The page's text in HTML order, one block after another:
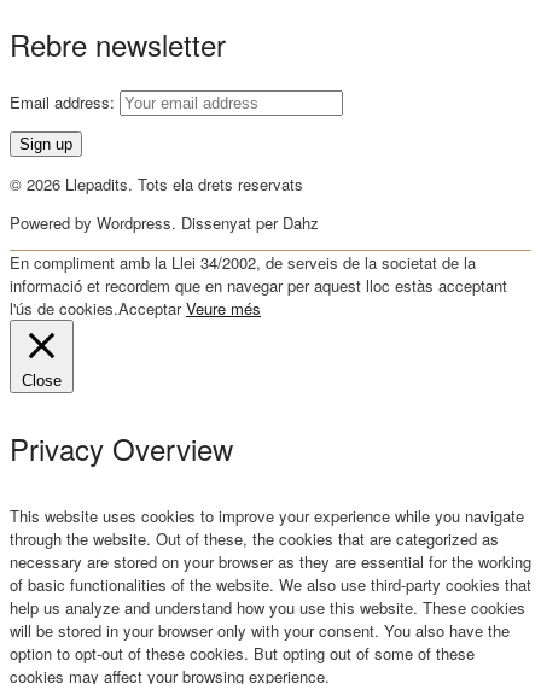
Rebre newsletter
Email address:
© 2026 Llepadits. Tots ela drets reservats
Powered by Wordpress. Dissenyat per Dahz
En compliment amb la Llei 34/2002, de serveis de la societat de la
informació et recordem que en navegar per aquest lloc estàs acceptant
l'ús de cookies.Acceptar Veure més
Close
Privacy Overview
This website uses cookies to improve your experience while you navigate
through the website. Out of these, the cookies that are categorized as
necessary are stored on your browser as they are essential for the working
of basic functionalities of the website. We also use third-party cookies that
help us analyze and understand how you use this website. These cookies
will be stored in your browser only with your consent. You also have the
option to opt-out of these cookies. But opting out of some of these
cookies may affect your browsing experience.